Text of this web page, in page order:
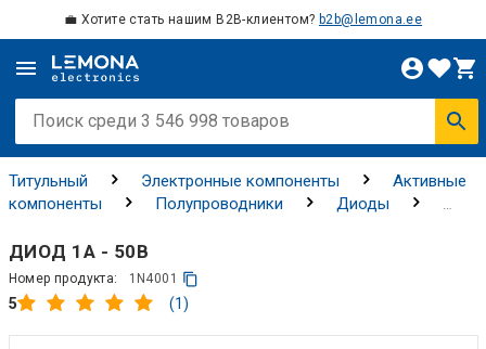
💼 Хотите стать нашим B2B-клиентом? b2b@lemona.ee
Титульный Электронные компоненты
Активные
компоненты
Полупроводники
Диоды
ДИОД 1А - 50В
5 (1)
Номер продукта: 1N4001